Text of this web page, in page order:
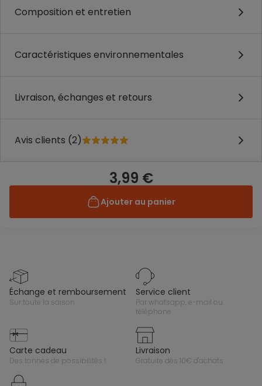
Composition et entretien
Caractéristiques environnementales
Livraison, échanges et retours
Avis clients (2)
3,99 €
Ajouter au panier
échange et remboursement
sur toute la saison
service client
par whatsapp, e-mail ou
téléphone
carte cadeau
des tonnes de possibilités !
livraison
gratuite dès 10€ d'achats